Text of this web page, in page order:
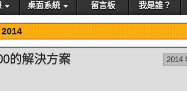
桌面系統 留言板 我是誰？
的解決方案
2014